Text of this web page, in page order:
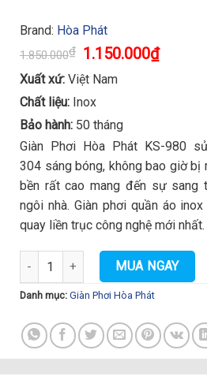
Brand: Hòa Phát
1.850.000₫ Original
price
was:
1.850.000₫.
1.150.000₫Current
price
Xuất xứ: Việt Nam
Chất liệu: Inox
Bảo hành: 50 tháng
Giàn Phơi Hòa Phát KS-980
304 sáng bóng, không bao giờ bị
bền rất cao mang đến sự sang
ngôi nhà. Giàn phơi quần áo
quay liền trục công nghệ mới nhất.
Giàn Phơi Thông Minh Hòa Phát
MUA NGAY
Danh mục: Giàn Phơi Hòa Phát